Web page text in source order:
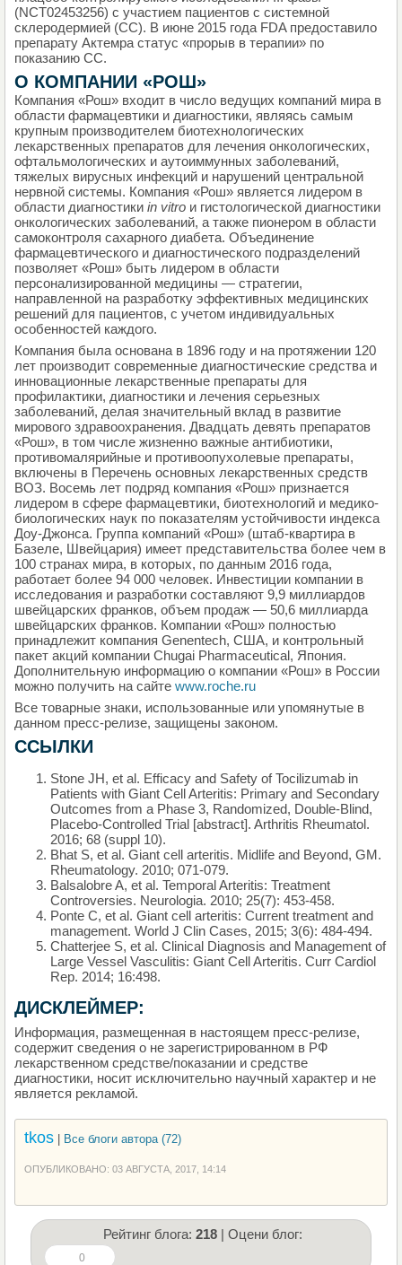
(NCT02453256) с участием пациентов с системной
склеродермией (СС). В июне 2015 года FDA предоставило
препарату Актемра статус «прорыв в терапии» по
показанию СС.
О КОМПАНИИ «РОШ»
Компания «Рош» входит в число ведущих компаний мира в
области фармацевтики и диагностики, являясь самым
крупным производителем биотехнологических
лекарственных препаратов для лечения онкологических,
офтальмологических и аутоиммунных заболеваний,
тяжелых вирусных инфекций и нарушений центральной
нервной системы. Компания «Рош» является лидером в
области диагностики in vitro и гистологической диагностики
онкологических заболеваний, а также пионером в области
самоконтроля сахарного диабета. Объединение
фармацевтического и диагностического подразделений
позволяет «Рош» быть лидером в области
персонализированной медицины — стратегии,
направленной на разработку эффективных медицинских
решений для пациентов, с учетом индивидуальных
особенностей каждого.
Компания была основана в 1896 году и на протяжении 120
лет производит современные диагностические средства и
инновационные лекарственные препараты для
профилактики, диагностики и лечения серьезных
заболеваний, делая значительный вклад в развитие
мирового здравоохранения. Двадцать девять препаратов
«Рош», в том числе жизненно важные антибиотики,
противомалярийные и противоопухолевые препараты,
включены в Перечень основных лекарственных средств
ВОЗ. Восемь лет подряд компания «Рош» признается
лидером в сфере фармацевтики, биотехнологий и медико-
биологических наук по показателям устойчивости индекса
Доу-Джонса. Группа компаний «Рош» (штаб-квартира в
Базеле, Швейцария) имеет представительства более чем в
100 странах мира, в которых, по данным 2016 года,
работает более 94 000 человек. Инвестиции компании в
исследования и разработки составляют 9,9 миллиардов
швейцарских франков, объем продаж — 50,6 миллиарда
швейцарских франков. Компании «Рош» полностью
принадлежит компания Genentech, США, и контрольный
пакет акций компании Chugai Pharmaceutical, Япония.
Дополнительную информацию о компании «Рош» в России
можно получить на сайте www.roche.ru
Все товарные знаки, использованные или упомянутые в
данном пресс-релизе, защищены законом.
ССЫЛКИ
Stone JH, et al. Efficacy and Safety of Tocilizumab in
Patients with Giant Cell Arteritis: Primary and Secondary
Outcomes from a Phase 3, Randomized, Double-Blind,
Placebo-Controlled Trial [abstract]. Arthritis Rheumatol.
2016; 68 (suppl 10).
Bhat S, et al. Giant cell arteritis. Midlife and Beyond, GM.
Rheumatology. 2010; 071-079.
Balsalobre A, et al. Temporal Arteritis: Treatment
Controversies. Neurologia. 2010; 25(7): 453-458.
Ponte C, et al. Giant cell arteritis: Current treatment and
management. World J Clin Cases, 2015; 3(6): 484-494.
Chatterjee S, et al. Clinical Diagnosis and Management of
Large Vessel Vasculitis: Giant Cell Arteritis. Curr Cardiol
Rep. 2014; 16:498.
ДИСКЛЕЙМЕР:
Информация, размещенная в настоящем пресс-релизе,
содержит сведения о не зарегистрированном в РФ
лекарственном средстве/показании и средстве
диагностики, носит исключительно научный характер и не
является рекламой.
tkos Все блоги автора (72)
ОПУБЛИКОВАНО: 03 АВГУСТА, 2017, 14:14
Рейтинг блога: 218 | Оцени блог:
0